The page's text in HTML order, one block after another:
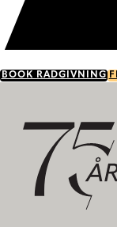
BOOK RÅDGIVNING